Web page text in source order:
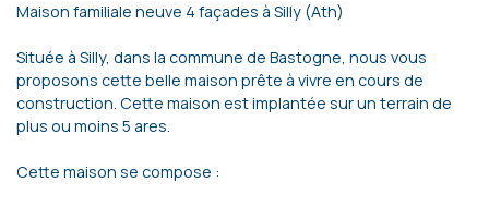
Maison familiale neuve 4 façades à Silly (Ath)
Située à Silly, dans la commune de Bastogne, nous vous
proposons cette belle maison prête à vivre en cours de
construction. Cette maison est implantée sur un terrain de
plus ou moins 5 ares.
Cette maison se compose :